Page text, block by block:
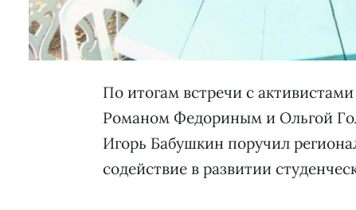
По итогам встречи с
Романом Федориным и Ольгой
Игорь Бабушкин поручил
содействие в развитии